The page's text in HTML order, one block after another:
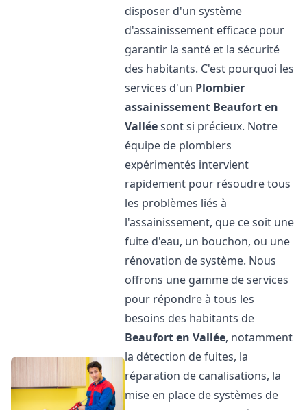
disposer d'un système
d'assainissement efficace pour
garantir la santé et la sécurité
des habitants. C'est pourquoi les
services d'un Plombier
assainissement Beaufort en
Valléesont si précieux. Notre
équipe de plombiers
expérimentés intervient
rapidement pour résoudre tous
les problèmes liés à
l'assainissement, que ce soit une
fuite d'eau, un bouchon, ou une
rénovation de système. Nous
offrons une gamme de services
pour répondre à tous les
besoins des habitants de
Beaufort en Vallée, notamment
la détection de fuites, la
réparation de canalisations, la
mise en place de systèmes de